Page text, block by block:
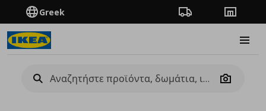
Greek Πορεία παραγγελίας
Camera